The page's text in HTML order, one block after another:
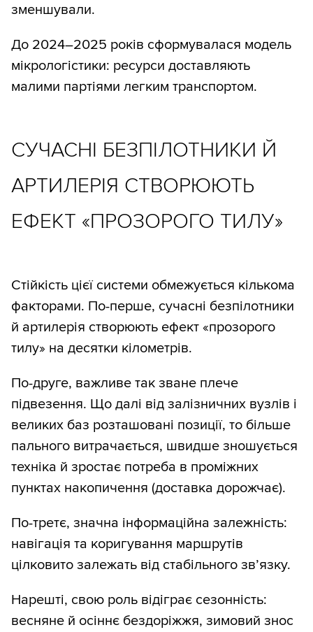
зменшували.
До 2024–2025 років сформувалася модель
мікрологістики: ресурси доставляють
малими партіями легким транспортом.
СУЧАСНІ БЕЗПІЛОТНИКИ Й
АРТИЛЕРІЯ СТВОРЮЮТЬ
ЕФЕКТ «ПРОЗОРОГО ТИЛУ»
Стійкість цієї системи обмежується кількома
факторами. По-перше, сучасні безпілотники
й артилерія створюють ефект «прозорого
тилу» на десятки кілометрів.
По-друге, важливе так зване плече
підвезення. Що далі від залізничних вузлів і
великих баз розташовані позиції, то більше
пального витрачається, швидше зношується
техніка й зростає потреба в проміжних
пунктах накопичення (доставка дорожчає).
По-третє, значна інформаційна залежність:
навігація та коригування маршрутів
цілковито залежать від стабільного зв’язку.
Нарешті, свою роль відіграє сезонність:
весняне й осіннє бездоріжжя, зимовий знос